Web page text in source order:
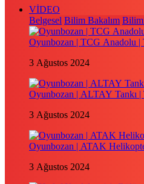
VİDEO
Belgesel Bilim Bakalım
Oyunbozan | TCG Anadolu |
3 Ağustos 2024
Oyunbozan | ALTAY Tankı |
3 Ağustos 2024
Oyunbozan | ATAK
3 Ağustos 2024